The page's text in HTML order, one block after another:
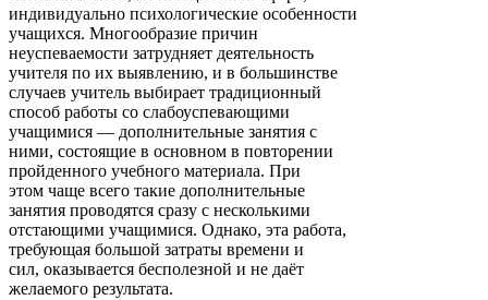
индивидуально психологические особенности
учащихся. Многообразие причин
неуспеваемости затрудняет деятельность
учителя по их выявлению, и в большинстве
случаев учитель выбирает традиционный
способ работы со слабоуспевающими
учащимися — дополнительные занятия с
ними, состоящие в основном в повторении
пройденного учебного материала. При
этом чаще всего такие дополнительные
занятия проводятся сразу с несколькими
отстающими учащимися. Однако, эта работа,
требующая большой затраты времени и
сил, оказывается бесполезной и не даёт
желаемого результата.